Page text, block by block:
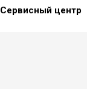
Сервисный центр